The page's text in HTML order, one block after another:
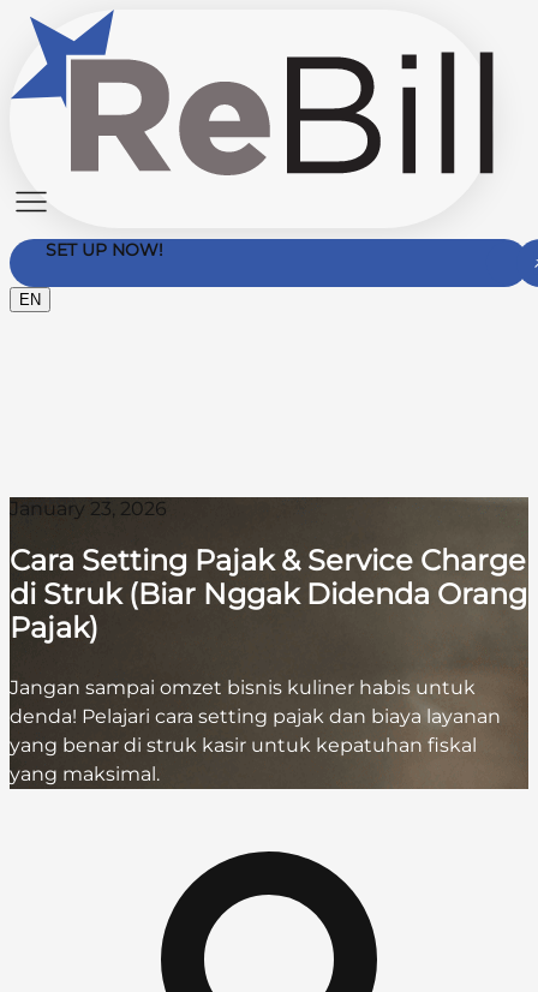
SET UP NOW!
EN
January 23, 2026
Cara Setting Pajak & Service Charge
di Struk (Biar Nggak Didenda Orang
Pajak)
Jangan sampai omzet bisnis kuliner habis untuk
denda! Pelajari cara setting pajak dan biaya layanan
yang benar di struk kasir untuk kepatuhan fiskal
yang maksimal.